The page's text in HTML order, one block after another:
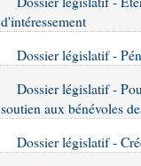
d'intéressement
Dossier législatif -
Dossier législatif -
soutien aux bénévoles
Dossier législatif -